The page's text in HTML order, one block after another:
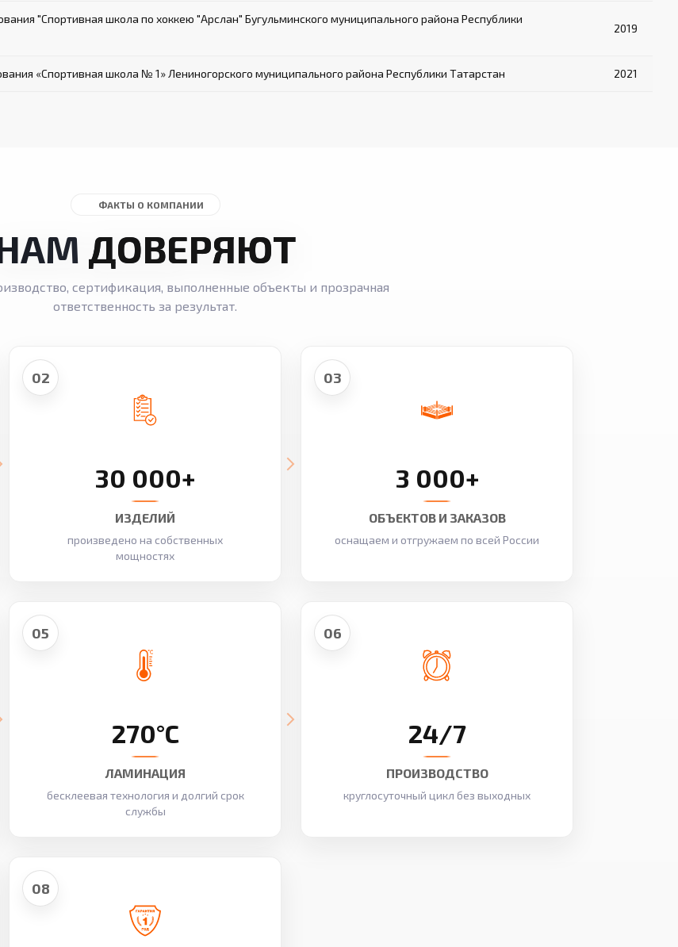
"Спортивная школа по хоккею "Арслан" Бугульминского муниципального района Республики
2019
«Спортивная школа № 1» Лениногорского муниципального района Республики Татарстан 2021
ФАКТЫ О КОМПАНИИ
ДОВЕРЯЮТ
сертификация, выполненные объекты и прозрачная
ответственность за результат.
02
30 000+
ИЗДЕЛИЙ
произведено на собственных
мощностях
03
3 000+
ОБЪЕКТОВ И ЗАКАЗОВ
оснащаем и отгружаем по всей России
05
270°C
ЛАМИНАЦИЯ
бесклеевая технология и долгий срок
службы
06
24/7
ПРОИЗВОДСТВО
круглосуточный цикл без выходных
08